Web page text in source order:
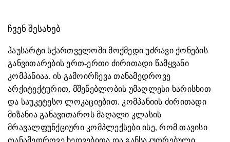
ᲩᲕᲔᲜ ᲨᲔᲡᲐᲮᲔᲑ
ჰაუსარტი სქართველოში მოქმედი უძრავი ქონების
განვითარების ერთ-ერთი ძირითადი წამყვანი
კომპანიაა. ის გამოირჩევა თანამედროვე
არქიტექტურით, მშენებლობის უმაღლესი ხარისხით
და საუკეტესო ლოკაციებით. კომპანიის ძირითადი
მიზანია განავითაროს მაღალი კლასის
მრავალფუნქციური კომპლექსები ისე, რომ თავისი